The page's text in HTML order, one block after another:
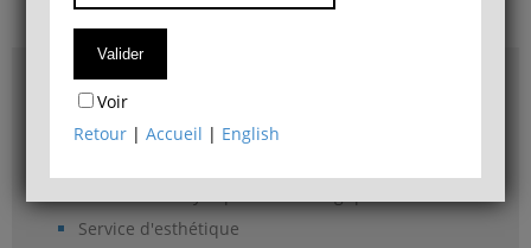
Accès & plans
Bibliothèque du Département de philosophie
Service d'esthétique
Voir
Retour |Accueil | English